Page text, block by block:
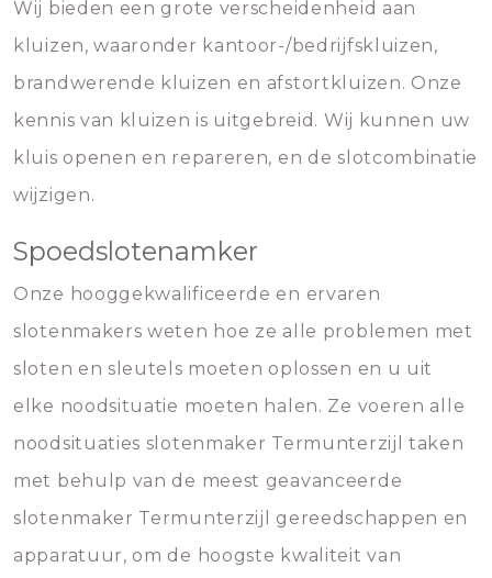
Wij bieden een grote verscheidenheid aan
kluizen, waaronder kantoor-/bedrijfskluizen,
brandwerende kluizen en afstortkluizen. Onze
kennis van kluizen is uitgebreid. Wij kunnen uw
kluis openen en repareren, en de slotcombinatie
wijzigen.
Spoedslotenamker
Onze hooggekwalificeerde en ervaren
slotenmakers weten hoe ze alle problemen met
sloten en sleutels moeten oplossen en u uit
elke noodsituatie moeten halen. Ze voeren alle
noodsituaties slotenmaker Termunterzijl taken
met behulp van de meest geavanceerde
slotenmaker Termunterzijl gereedschappen en
apparatuur, om de hoogste kwaliteit van